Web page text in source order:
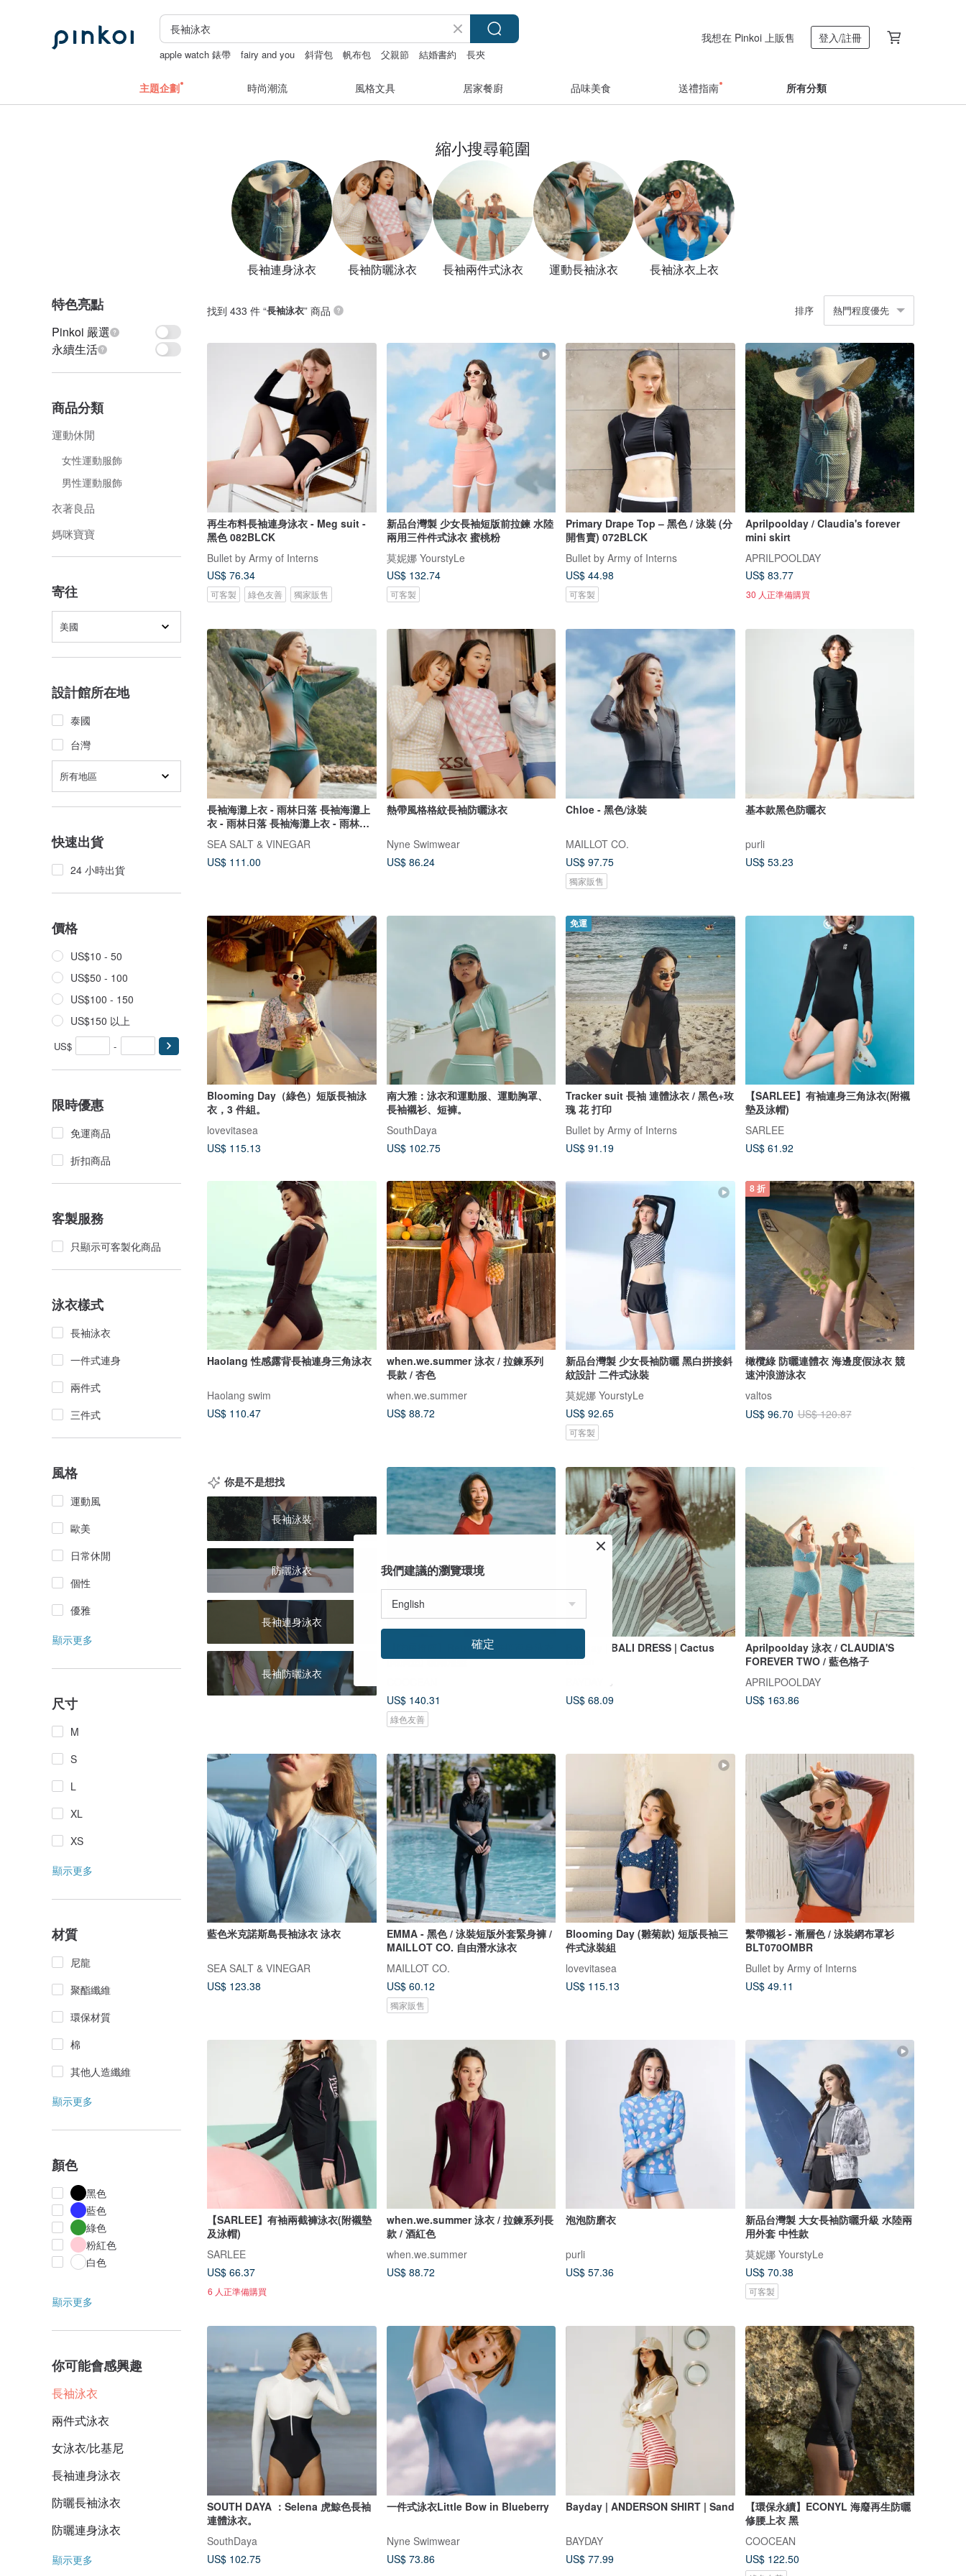
apple watch 錶帶 fairy and you 斜背包 帆布包 父親節 結婚書約
長夾
我想在 Pinkoi 上販售 登入/註冊
主題企劃 時尚潮流 風格文具 居家餐廚 品味美食 送禮指南 所有分類
縮小搜尋範圍
長袖連身泳衣 長袖防曬泳衣 長袖兩件式泳衣 運動長袖泳衣 長袖泳衣上衣
特色亮點
Pinkoi 嚴選
永續生活
商品分類
運動休閒
女性運動服飾
男性運動服飾
衣著良品
媽咪寶寶
寄往
美國
設計館所在地
泰國
台灣
所有地區
快速出貨
24 小時出貨
價格
US$10 - 50
US$50 - 100
US$100 - 150
US$150 以上
US$ -
限時優惠
免運商品
折扣商品
客製服務
只顯示可客製化商品
泳衣樣式
長袖泳衣
一件式連身
兩件式
三件式
風格
運動風
歐美
日常休閒
個性
優雅
顯示更多
尺寸
M
S
L
XL
XS
顯示更多
材質
尼龍
聚酯纖維
環保材質
棉
其他人造纖維
顯示更多
顏色
黑色
藍色
綠色
粉紅色
白色
顯示更多
你可能會感興趣
長袖泳衣
兩件式泳衣
女泳衣/比基尼
長袖連身泳衣
防曬長袖泳衣
防曬連身泳衣
顯示更多
找到 433 件 “長袖泳衣” 商品 排序 熱門程度優先
再生布料長袖連身泳衣 - Meg suit -
黑色 082BLCK
Bullet by Army of Interns
US$ 76.34
可客製 綠色友善 獨家販售
新品台灣製 少女長袖短版前拉鍊 水陸
兩用三件件式泳衣 蜜桃粉
莫妮娜 YourstyLe
US$ 132.74
可客製
Primary Drape Top – 黑色 / 泳裝 (分
開售賣) 072BLCK
Bullet by Army of Interns
US$ 44.98
可客製
Aprilpoolday / Claudia's forever
mini skirt
APRILPOOLDAY
US$ 83.77
30 人正準備購買
長袖海灘上衣 - 雨林日落 長袖海灘上
衣 - 雨林日落 長袖海灘上衣 - 雨林日
SEA SALT & VINEGAR
US$ 111.00
熱帶風格格紋長袖防曬泳衣
Nyne Swimwear
US$ 86.24
Chloe - 黑色/泳裝
MAILLOT CO.
US$ 97.75
獨家販售
基本款黑色防曬衣
purli
US$ 53.23
Blooming Day（綠色）短版長袖泳
衣，3 件組。
lovevitasea
US$ 115.13
南大雅：泳衣和運動服、運動胸罩、
長袖襯衫、短褲。
SouthDaya
US$ 102.75
免運
Tracker suit 長袖 連體泳衣 / 黑色+玫
瑰 花 打印
Bullet by Army of Interns
US$ 91.19
【SARLEE】有袖連身三角泳衣(附襯
墊及泳帽)
SARLEE
US$ 61.92
Haolang 性感露背長袖連身三角泳衣
Haolang swim
US$ 110.47
when.we.summer 泳衣 / 拉鍊系列
長款 / 杏色
when.we.summer
US$ 88.72
新品台灣製 少女長袖防曬 黑白拼接斜
紋設計 二件式泳裝
莫妮娜 YourstyLe
US$ 92.65
可客製
8 折
橄欖綠 防曬連體衣 海邊度假泳衣 競
速沖浪游泳衣
valtos
US$ 96.70 US$ 120.87
你是不是想找
長袖泳裝
防曬泳衣
長袖連身泳衣
長袖防曬泳衣
【防曬推薦】Retro復古拼接連身泳衣
(附胸墊) 暖陽湛藍
US$ 140.31
綠色友善
Bayday | BALI DRESS | Cactus
Green
US$ 68.09
Aprilpoolday 泳衣 / CLAUDIA'S
FOREVER TWO / 藍色格子
APRILPOOLDAY
US$ 163.86
藍色米克諾斯島長袖泳衣 泳衣
SEA SALT & VINEGAR
US$ 123.38
EMMA - 黑色 / 泳裝短版外套緊身褲 /
MAILLOT CO. 自由潛水泳衣
MAILLOT CO.
US$ 60.12
獨家販售
Blooming Day (雛菊款) 短版長袖三
件式泳裝組
lovevitasea
US$ 115.13
繫帶襯衫 - 漸層色 / 泳裝網布罩衫
BLT070OMBR
Bullet by Army of Interns
US$ 49.11
【SARLEE】有袖兩截褲泳衣(附襯墊
及泳帽)
SARLEE
US$ 66.37
6 人正準備購買
when.we.summer 泳衣 / 拉鍊系列長
款 / 酒紅色
when.we.summer
US$ 88.72
泡泡防磨衣
purli
US$ 57.36
新品台灣製 大女長袖防曬升級 水陸兩
用外套 中性款
莫妮娜 YourstyLe
US$ 70.38
可客製
SOUTH DAYA ：Selena 虎鯨色長袖
連體泳衣。
SouthDaya
US$ 102.75
一件式泳衣Little Bow in Blueberry
Nyne Swimwear
US$ 73.86
Bayday | ANDERSON SHIRT | Sand
BAYDAY
US$ 77.99
【環保永續】ECONYL 海廢再生防曬
修腰上衣 黑
COOCEAN
US$ 122.50
我們建議的瀏覽環境
確定